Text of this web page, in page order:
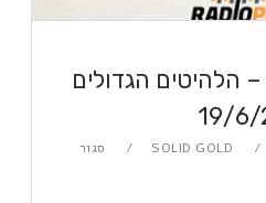
סוליד גולד מס' 173 – הלהיטים הגדולים
SOLID GOLD
סגור